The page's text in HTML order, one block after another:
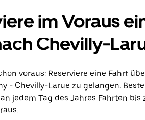
im Voraus
Chevilly-
voraus: Reserviere eine Fahrt
- Chevilly-Larue zu gelangen.
jedem Tag des Jahres Fahrten bis